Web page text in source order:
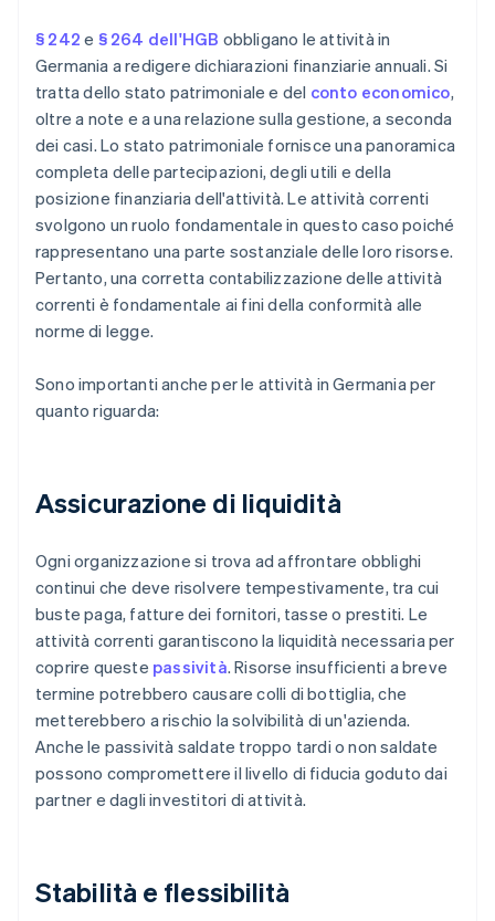
§ 242 e § 264 dell'HGB obbligano le attività in
Germania a redigere dichiarazioni finanziarie annuali. Si
tratta dello stato patrimoniale e del conto economico,
oltre a note e a una relazione sulla gestione, a seconda
dei casi. Lo stato patrimoniale fornisce una panoramica
completa delle partecipazioni, degli utili e della
posizione finanziaria dell'attività. Le attività correnti
svolgono un ruolo fondamentale in questo caso poiché
rappresentano una parte sostanziale delle loro risorse.
Pertanto, una corretta contabilizzazione delle attività
correnti è fondamentale ai fini della conformità alle
norme di legge.
Sono importanti anche per le attività in Germania per
quanto riguarda:
Assicurazione di liquidità
Ogni organizzazione si trova ad affrontare obblighi
continui che deve risolvere tempestivamente, tra cui
buste paga, fatture dei fornitori, tasse o prestiti. Le
attività correnti garantiscono la liquidità necessaria per
coprire queste passività. Risorse insufficienti a breve
termine potrebbero causare colli di bottiglia, che
metterebbero a rischio la solvibilità di un'azienda.
Anche le passività saldate troppo tardi o non saldate
possono compromettere il livello di fiducia goduto dai
partner e dagli investitori di attività.
Stabilità e flessibilità